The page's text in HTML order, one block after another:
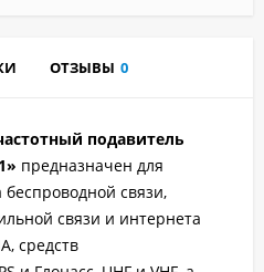
ОТЗЫВЫ 0
подавитель
предназначен для
беспроводной связи,
связи и интернета
средств